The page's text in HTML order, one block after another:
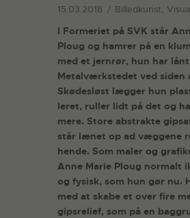
15.03.2018 Billedkunst,
I Formeriet på SVK står
Ploug og hamrer på en
med et jernrør, hun har
Metalværkstedet ved siden
Skødesløst lægger hun
leret, ruller lidt på det og
mere. Store abstrakte
står lænet op ad væggene
hende. Som maler og
Anne Marie Ploug normalt
og fysisk, som hun gør nu.
med at skabe et over fire
gipsrelief, som på en